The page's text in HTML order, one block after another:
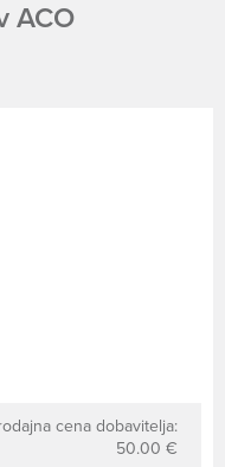
ACO
cena dobavitelja:
50.00 €